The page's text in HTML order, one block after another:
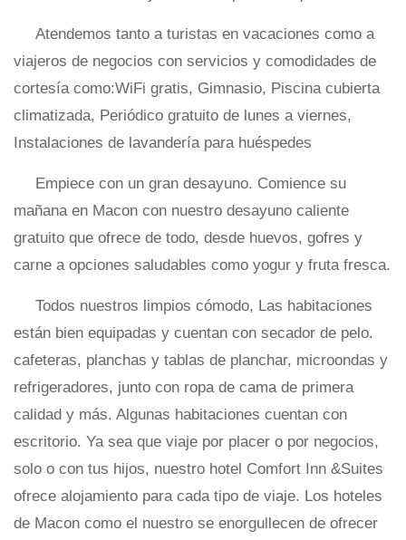
Atendemos tanto a turistas en vacaciones como a
viajeros de negocios con servicios y comodidades de
cortesía como:WiFi gratis, Gimnasio, Piscina cubierta
climatizada, Periódico gratuito de lunes a viernes,
Instalaciones de lavandería para huéspedes
Empiece con un gran desayuno. Comience su
mañana en Macon con nuestro desayuno caliente
gratuito que ofrece de todo, desde huevos, gofres y
carne a opciones saludables como yogur y fruta fresca.
Todos nuestros limpios cómodo, Las habitaciones
están bien equipadas y cuentan con secador de pelo.
cafeteras, planchas y tablas de planchar, microondas y
refrigeradores, junto con ropa de cama de primera
calidad y más. Algunas habitaciones cuentan con
escritorio. Ya sea que viaje por placer o por negocios,
solo o con tus hijos, nuestro hotel Comfort Inn &Suites
ofrece alojamiento para cada tipo de viaje. Los hoteles
de Macon como el nuestro se enorgullecen de ofrecer